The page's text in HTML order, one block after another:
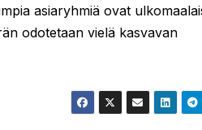
asiaryhmiä ovat
odotetaan vielä kasvavan